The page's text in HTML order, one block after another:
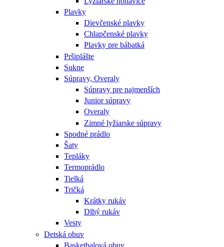
Plavky
Dievčenské plavky
Chlapčenské plavky
Plavky pre bábatká
Pršiplášte
Sukne
Súpravy, Overaly
Súpravy pre najmenších
Junior súpravy
Overaly
Zimné lyžiarske súpravy
Spodné prádlo
Šaty
Tepláky
Termoprádlo
Tielká
Tričká
Krátky rukáv
Dlhý rukáv
Vesty
Detská obuv
Basketbalová obuv